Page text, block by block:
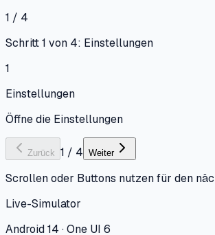
1 / 4
Schritt 1 von 4: Einstellungen
1
Einstellungen
Öffne die Einstellungen
Zurück 1 / 4 Weiter
Scrollen oder Buttons nutzen für den
Live-Simulator
Android 14 · One UI 6